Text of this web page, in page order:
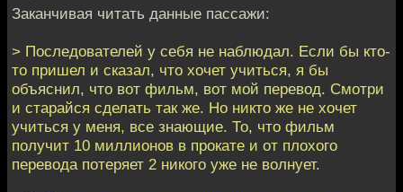
Заканчивая читать данные пассажи:
> Последователей у себя не наблюдал. Если бы кто-
то пришел и сказал, что хочет учиться, я бы
объяснил, что вот фильм, вот мой перевод. Смотри
и старайся сделать так же. Но никто же не хочет
учиться у меня, все знающие. То, что фильм
получит 10 миллионов в прокате и от плохого
перевода потеряет 2 никого уже не волнует.